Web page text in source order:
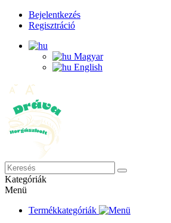
Bejelentkezés
Regisztráció
Magyar
English
Kategóriák
Menü
Termékkategóriák